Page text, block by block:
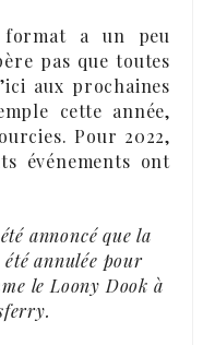
format a un peu
pas que toutes
aux prochaines
cette année,
Pour 2022,
événements ont
annoncé que la
annulée pour
le Loony Dook à